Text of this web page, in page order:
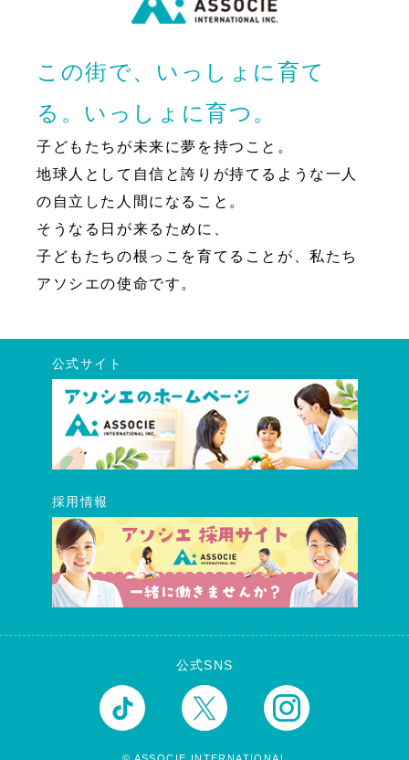
この街で、いっしょに育て
る。いっしょに育つ。
子どもたちが未来に夢を持つこと。
地球人として自信と誇りが持てるような一人
の自立した人間になること。
そうなる日が来るために、
子どもたちの根っこを育てることが、私たち
アソシエの使命です。
公式サイト
採用情報
公式SNS